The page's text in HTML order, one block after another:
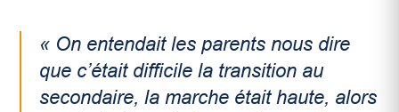
« On entendait les parents nous dire
que c’était difficile la transition au
secondaire, la marche était haute, alors